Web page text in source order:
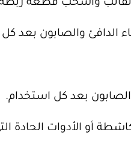
واسحب قطعة ربطة
الدافئ والصابون بعد
بعد كل استخدام.
أو الأدوات